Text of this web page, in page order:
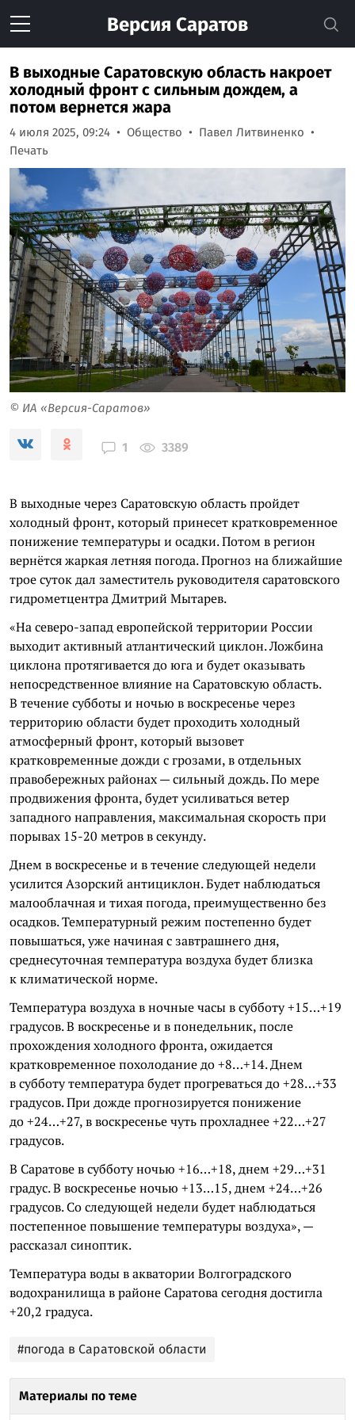
Версия Саратов
В выходные Саратовскую область накроет
холодный фронт с сильным дождем, а
потом вернется жара
4 июля 2025, 09:24 Общество
Павел Литвиненко
Печать
© ИА «Версия-Саратов»
1 3389
В выходные через Саратовскую область пройдет
холодный фронт, который принесет кратковременное
понижение температуры и осадки. Потом в регион
вернётся жаркая летняя погода. Прогноз на ближайшие
трое суток дал заместитель руководителя саратовского
гидрометцентра Дмитрий Мытарев.
«На северо-запад европейской территории России
выходит активный атлантический циклон. Ложбина
циклона протягивается до юга и будет оказывать
непосредственное влияние на Саратовскую область.
В течение субботы и ночью в воскресенье через
территорию области будет проходить холодный
атмосферный фронт, который вызовет
кратковременные дожди с грозами, в отдельных
правобережных районах — сильный дождь. По мере
продвижения фронта, будет усиливаться ветер
западного направления, максимальная скорость при
порывах 15-20 метров в секунду.
Днем в воскресенье и в течение следующей недели
усилится Азорский антициклон. Будет наблюдаться
малооблачная и тихая погода, преимущественно без
осадков. Температурный режим постепенно будет
повышаться, уже начиная с завтрашнего дня,
среднесуточная температура воздуха будет близка
к климатической норме.
Температура воздуха в ночные часы в субботу +15…+19
градусов. В воскресенье и в понедельник, после
прохождения холодного фронта, ожидается
кратковременное похолодание до +8…+14. Днем
в субботу температура будет прогреваться до +28…+33
градусов. При дожде прогнозируется понижение
до +24…+27, в воскресенье чуть прохладнее +22…+27
градусов.
В Саратове в субботу ночью +16…+18, днем +29…+31
градус. В воскресенье ночью +13…15, днем +24…+26
градусов. Со следующей недели будет наблюдаться
постепенное повышение температуры воздуха», —
рассказал синоптик.
Температура воды в акватории Волгоградского
водохранилища в районе Саратова сегодня достигла
+20,2 градуса.
#погода в Саратовской области
Материалы по теме